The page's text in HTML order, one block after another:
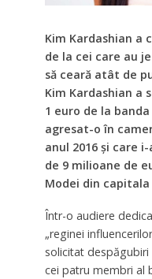
Kim Kardashian a
de la cei care au
să ceară atât de
Kim Kardashian a
1 euro de la
agresat-o în
anul 2016 şi care
de 9 milioane de
Modei din capitala
Într-o audiere
„reginei
solicitat
cei patru membri al